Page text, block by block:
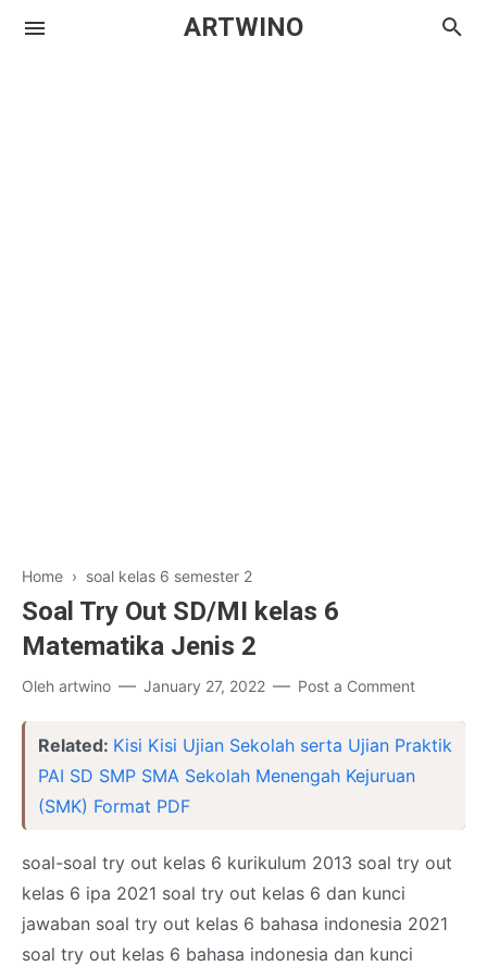
ARTWINO
Home › soal kelas 6 semester 2
Soal Try Out SD/MI kelas 6
Matematika Jenis 2
Oleh artwino January 27, 2022 Post a Comment
Related: Kisi Kisi Ujian Sekolah serta Ujian Praktik
PAI SD SMP SMA Sekolah Menengah Kejuruan
(SMK) Format PDF
soal-soal try out kelas 6 kurikulum 2013 soal try out
kelas 6 ipa 2021 soal try out kelas 6 dan kunci
jawaban soal try out kelas 6 bahasa indonesia 2021
soal try out kelas 6 bahasa indonesia dan kunci